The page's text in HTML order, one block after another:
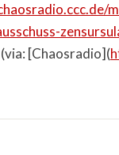
[Chaosradio](